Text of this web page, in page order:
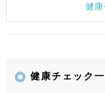
健康
健康チェック